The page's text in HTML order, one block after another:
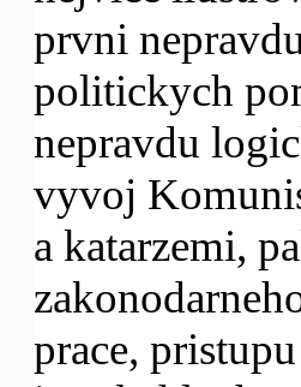
prvni
politickych
nepravdu
vyvoj
a katarzemi,
prace,